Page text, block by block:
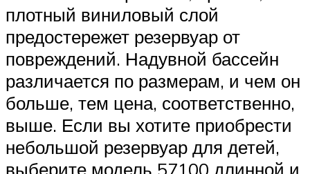
плотный виниловый слой
предостережет резервуар от
повреждений. Надувной бассейн
различается по размерам, и чем он
больше, тем цена, соответственно,
выше. Если вы хотите приобрести
небольшой резервуар для детей,
выберите модель 57100 длинной и